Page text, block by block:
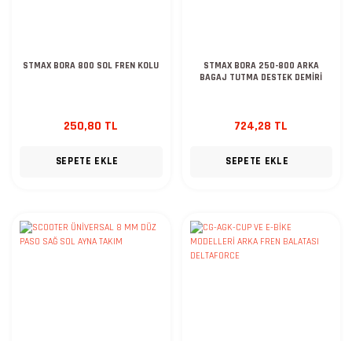
STMAX BORA 800 SOL FREN KOLU
250,80 TL
SEPETE EKLE
STMAX BORA 250-800 ARKA
BAGAJ TUTMA DESTEK DEMİRİ
724,28 TL
SEPETE EKLE